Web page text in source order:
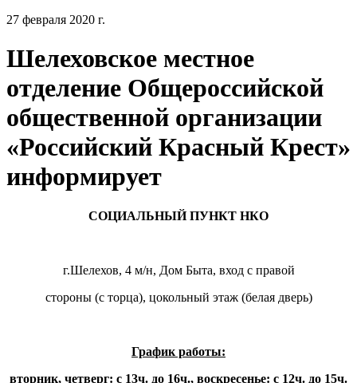
27 февраля 2020 г.
Шелеховское местное
отделение Общероссийской
общественной организации
«Российский Красный Крест»
информирует
СОЦИАЛЬНЫЙ ПУНКТ НКО
г.Шелехов, 4 м/н, Дом Быта, вход с правой
стороны (с торца), цокольный этаж (белая дверь)
График работы:
вторник, четверг: с 13ч. до 16ч., воскресенье: с 12ч. до 15ч.